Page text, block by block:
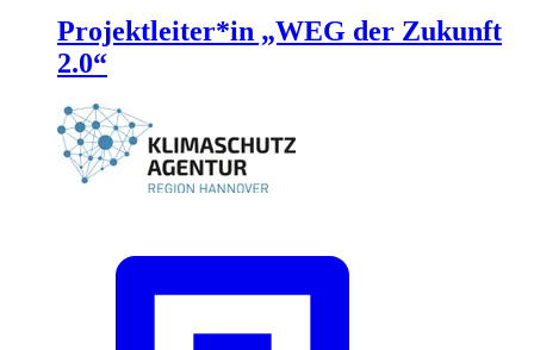
Projektleiter*in „WEG der Zukunft
2.0“